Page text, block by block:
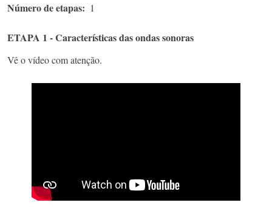
Número de etapas 1
ETAPA 1 - Características das ondas sonoras
Vê o vídeo com atenção.